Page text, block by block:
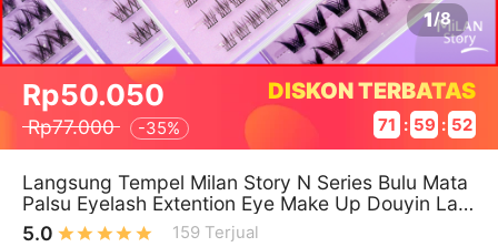
1/8
Rp50.050
Rp77.000 -35%
DISKON TERBATAS
71 : 59 : 51
Langsung Tempel Milan Story N Series Bulu Mata
Palsu Eyelash Extention Eye Make Up Douyin Las
h Tanpa Pinset
5.0 159 Terjual